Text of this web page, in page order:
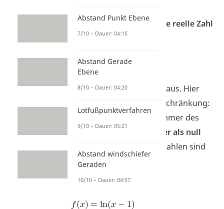
Das bedeutet:x kann jede reelle Zahl
annehmen.
Logarithmusfunktionen
Anders sieht es bei
Logarithmusfunktionen
aus. Hier
gibt es eine wichtige Einschränkung:
Der Ausdruck in der Klammer des
Logarithmus muss
größer als null
sein. Null oder negative Zahlen sind
nicht erlaubt.
➡️Beispiel:
Abstand Punkt Ebene
7/10 – Dauer: 04:15
Abstand Gerade
Ebene
8/10 – Dauer: 04:20
Lotfußpunktverfahren
9/10 – Dauer: 05:21
Abstand windschiefer
Geraden
10/10 – Dauer: 04:57